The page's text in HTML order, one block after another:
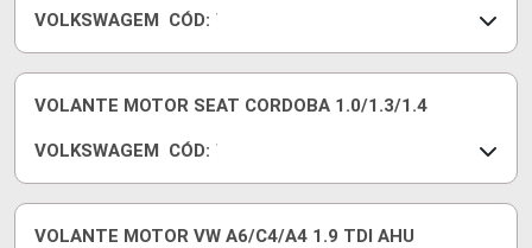
9
1
1
VOLKSWAGEM CÓD: V
0
3
H
VOLANTE MOTOR SEAT CORDOBA 1.0/1.3/1.4
VOLKSWAGEM CÓD: W
R
3
VOLANTE MOTOR VW A6/C4/A4 1.9 TDI AHU